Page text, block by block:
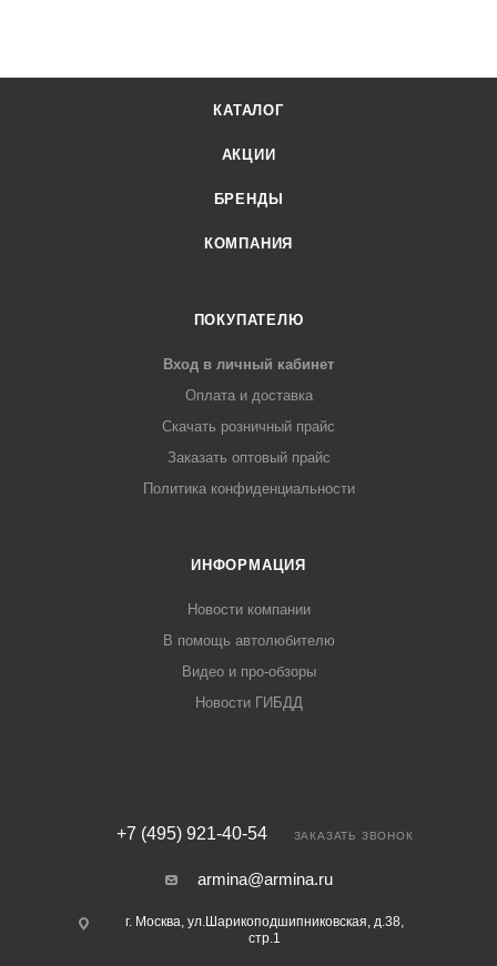
КАТАЛОГ
АКЦИИ
БРЕНДЫ
КОМПАНИЯ
ПОКУПАТЕЛЮ
Вход в личный кабинет
Оплата и доставка
Скачать розничный прайс
Заказать оптовый прайс
Политика конфиденциальности
ИНФОРМАЦИЯ
Новости компании
В помощь автолюбителю
Видео и про-обзоры
Новости ГИБДД
+7 (495) 921-40-54 ЗАКАЗАТЬ ЗВОНОК
armina@armina.ru
г. Москва, ул.Шарикоподшипниковская, д.38,
стр.1